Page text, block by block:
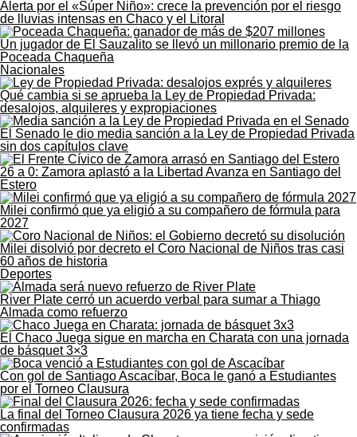
Alerta por el «Súper Niño»: crece la prevención por el riesgo
de lluvias intensas en Chaco y el Litoral
Un jugador de El Sauzalito se llevó un millonario premio de la
Poceada Chaqueña
Nacionales
Qué cambia si se aprueba la Ley de Propiedad Privada:
desalojos, alquileres y expropiaciones
El Senado le dio media sanción a la Ley de Propiedad Privada
sin dos capítulos clave
26 a 0: Zamora aplastó a la Libertad Avanza en Santiago del
Estero
Milei confirmó que ya eligió a su compañero de fórmula para
2027
Milei disolvió por decreto el Coro Nacional de Niños tras casi
60 años de historia
Deportes
River Plate cerró un acuerdo verbal para sumar a Thiago
Almada como refuerzo
El Chaco Juega sigue en marcha en Charata con una jornada
de básquet 3×3
Con gol de Santiago Ascacíbar, Boca le ganó a Estudiantes
por el Torneo Clausura
La final del Torneo Clausura 2026 ya tiene fecha y sede
confirmadas